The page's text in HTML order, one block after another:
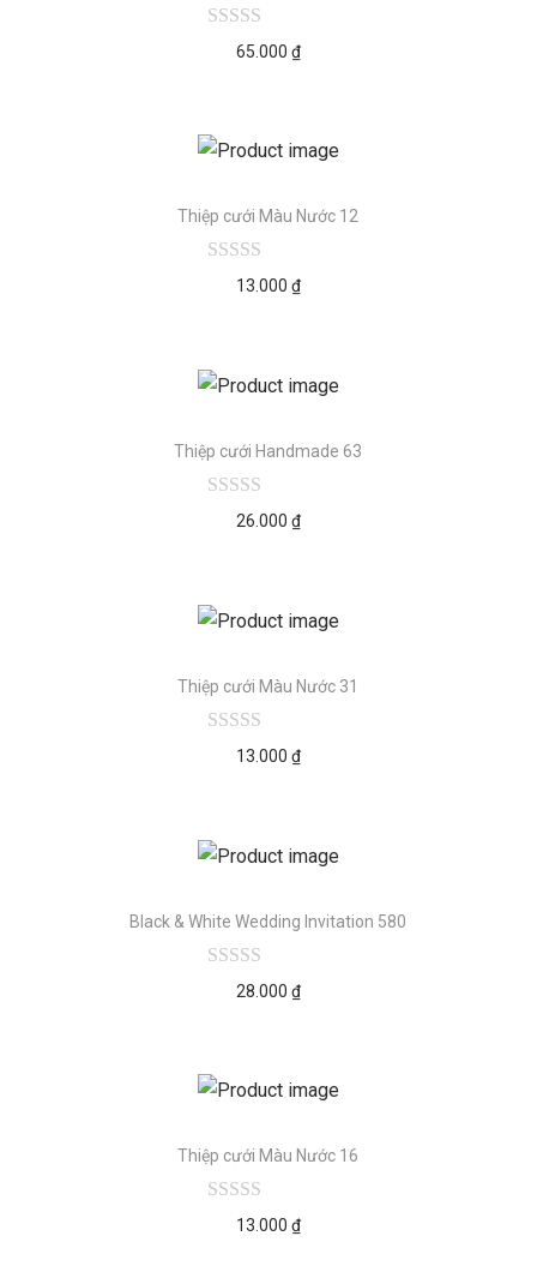
65.000 ₫
Thiệp cưới Màu Nước 12
13.000 ₫
Thiệp cưới Handmade 63
26.000 ₫
Thiệp cưới Màu Nước 31
13.000 ₫
Black & White Wedding Invitation 580
28.000 ₫
Thiệp cưới Màu Nước 16
13.000 ₫